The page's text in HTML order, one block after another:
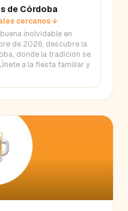
de Córdoba
cercanos ↓
inolvidable en
de 2026, descubre la
donde la tradición se
a la fiesta familiar y